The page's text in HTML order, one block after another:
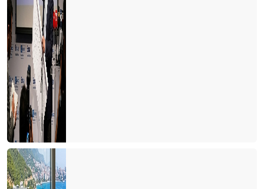
Turizmde Dostane Buluşmaların Gücü: Turizmdays.com 7.
Yazarlar Buluşması
Türkiye’nin Altın Yumurtlayan Tavuğunu Koruma Zamanı
Antalya'da Turizmdeki Sıkıntılar ve Çözüm Önerileri
Antalya’nın Hava Trafiği ve Yol Sorunları: Acil Çözüm Bekleyen
Kriz
Turizm Türkiye'nin Yükselen Değeri: Fiyatlar Artarken Talep Niye
Hala Yüksek?
Afrika Turizm Forumu’nun ardından
Turizm siyaset üstünde olmalı